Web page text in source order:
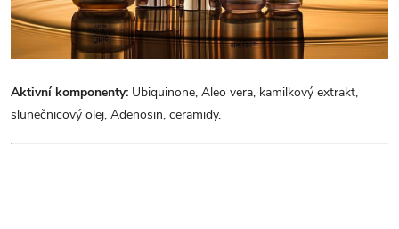
Aktivní komponenty: Ubiquinone, Aleo vera, kamilkový extrakt,
slunečnicový olej, Adenosin, ceramidy.